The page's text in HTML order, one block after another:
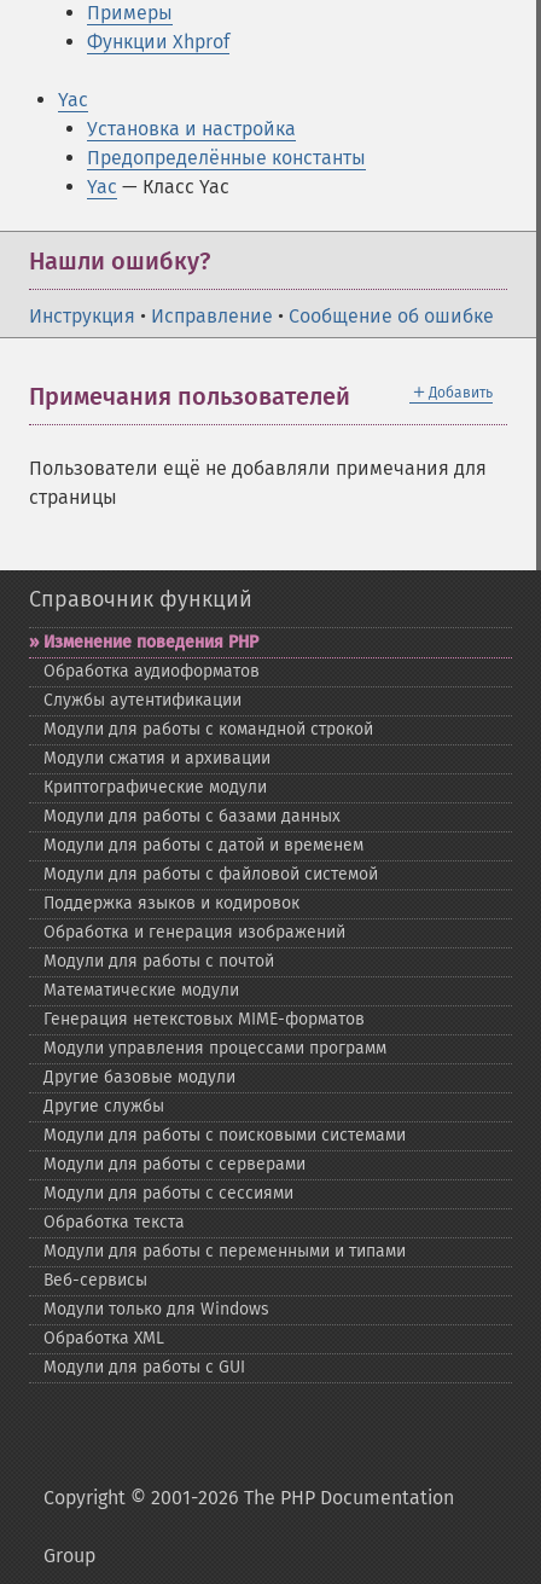
Примеры
Функции Xhprof
Yac
Установка и настройка
Предопределённые константы
Yac — Класс Yac
Нашли ошибку?
Инструкция • Исправление • Сообщение об ошибке
＋ Добавить
Примечания пользователей
Пользователи ещё не добавляли примечания для
страницы
Справочник функций
Изменение поведения PHP
Обработка аудиоформатов
Службы аутентификации
Модули для работы с командной строкой
Модули сжатия и архивации
Криптографические модули
Модули для работы с базами данных
Модули для работы с датой и временем
Модули для работы с файловой системой
Поддержка языков и кодировок
Обработка и генерация изображений
Модули для работы с почтой
Математические модули
Генерация нетекстовых MIME-​форматов
Модули управления процессами программ
Другие базовые модули
Другие службы
Модули для работы с поисковыми системами
Модули для работы с серверами
Модули для работы с сессиями
Обработка текста
Модули для работы с переменными и типами
Веб-​сервисы
Модули только для Windows
Обработка XML
Модули для работы с GUI
Copyright © 2001-2026 The PHP Documentation
Group